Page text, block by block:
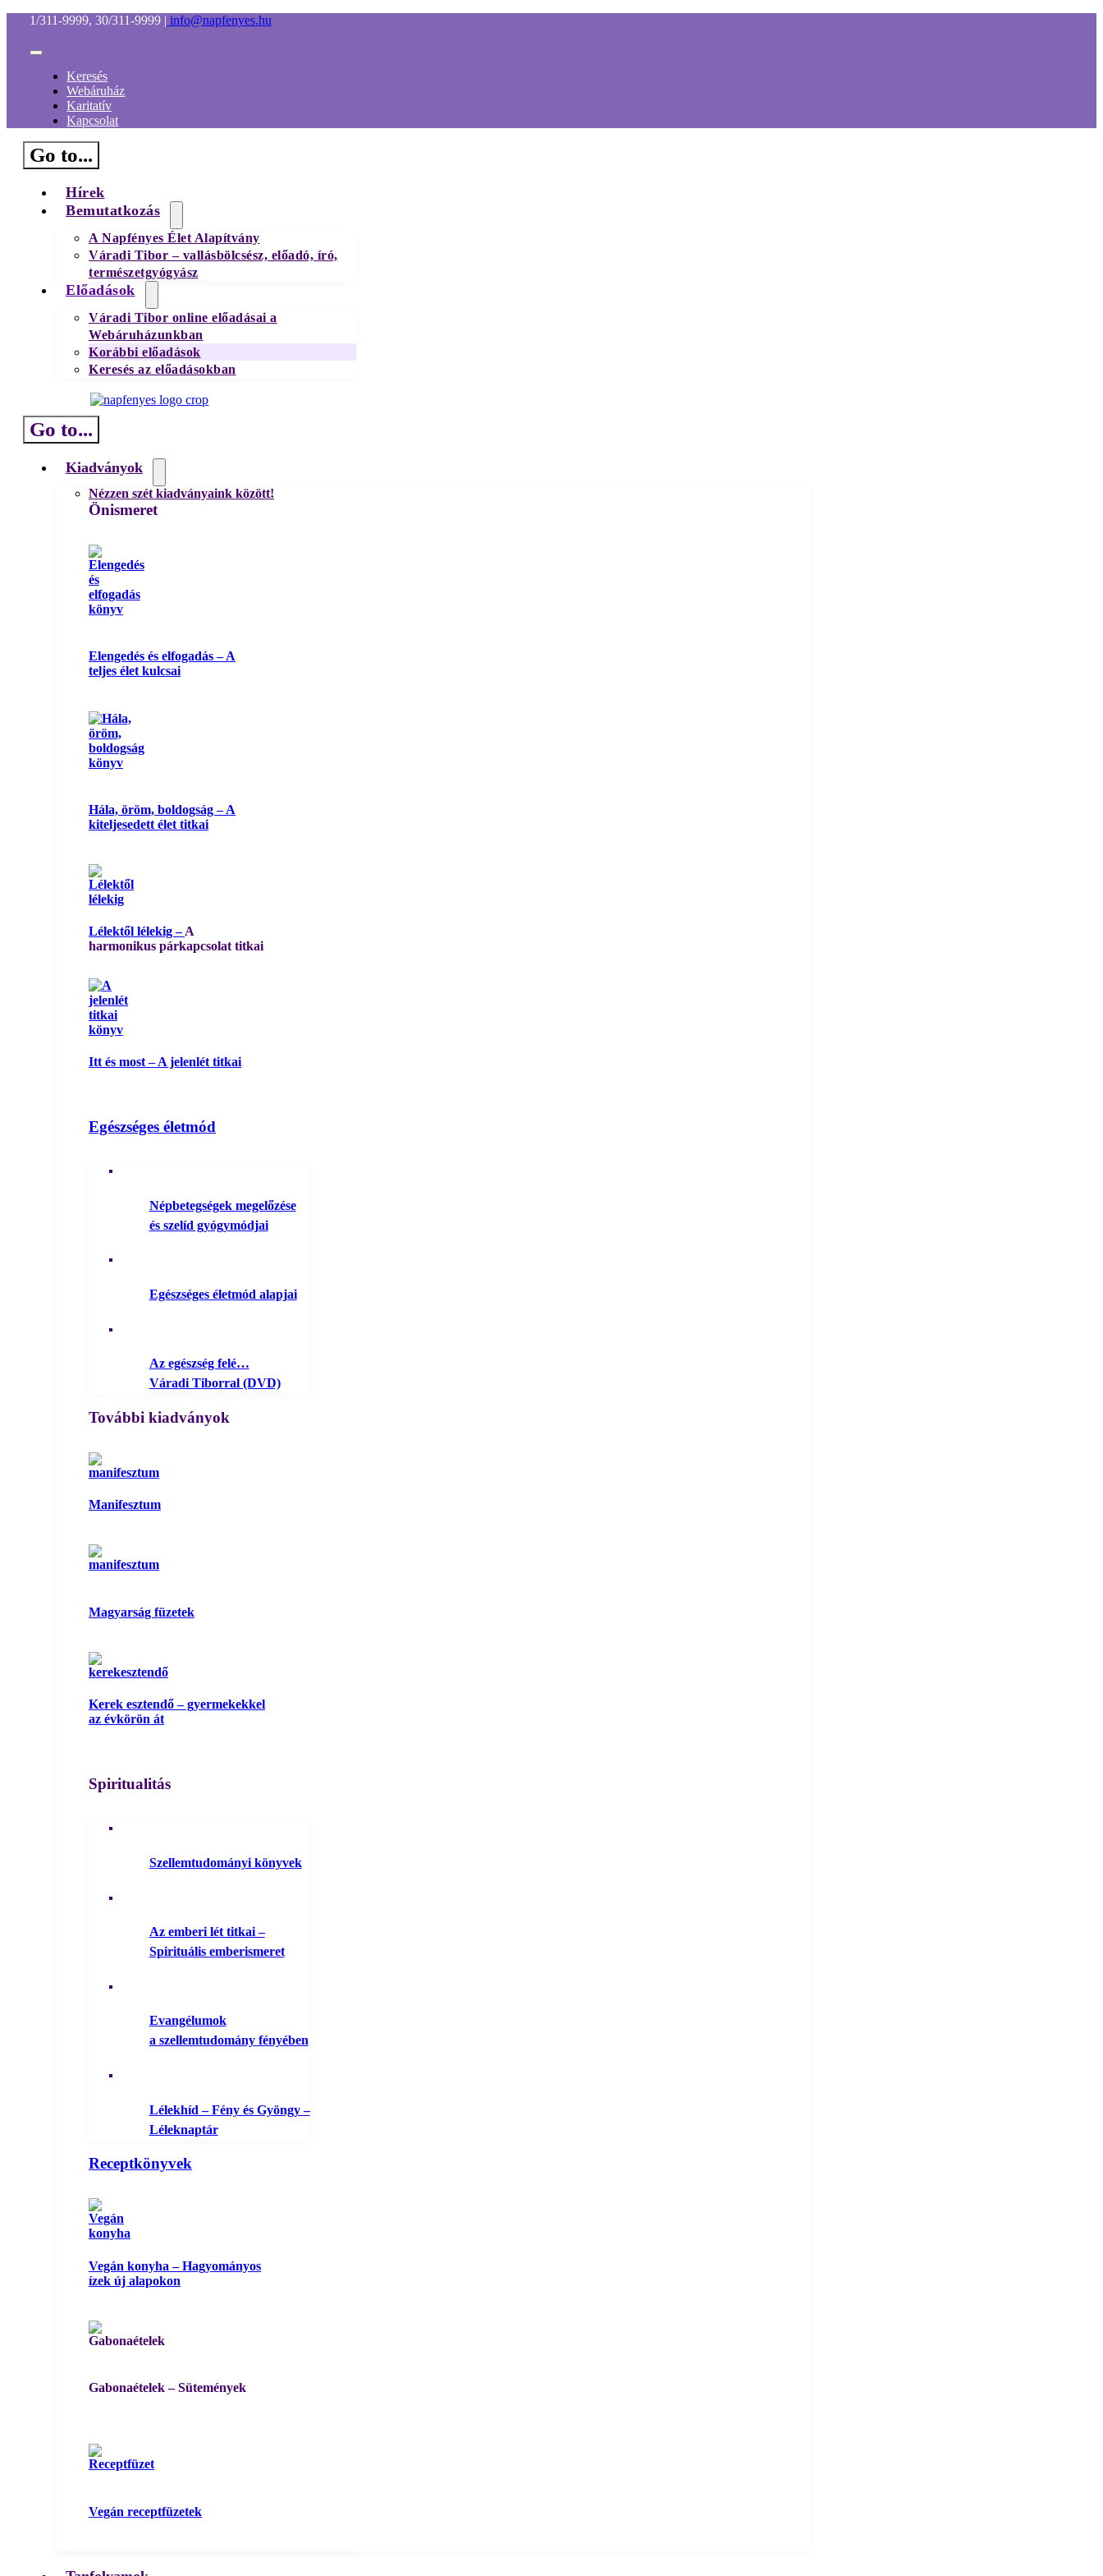
Kihagyás
1/311-9999, 30/311-9999 | info@napfenyes.hu
Toggle
NavigationKeresés
Webáruház
Karitatív
Kapcsolat
Go to...
Hírek
Bemutatkozás
A Napfényes Élet Alapítvány
Váradi Tibor – vallásbölcsész, előadó, író,
természetgyógyász
Előadások
Váradi Tibor online előadásai a
Webáruházunkban
Korábbi előadások
Keresés az előadásokban
Go to...
Kiadványok
Nézzen szét kiadványaink között!
Önismeret
Elengedés és elfogadás – A
teljes élet kulcsai
Hála, öröm, boldogság – A
kiteljesedett élet titkai
Lélektől lélekig –A
harmonikus párkapcsolat titkai
Itt és most – A jelenlét titkai
Egészséges életmód
Népbetegségek megelőzése
és szelíd gyógymódjai
Egészséges életmód alapjai
Az egészség felé…
Váradi Tiborral (DVD)
További kiadványok
Manifesztum
Magyarság füzetek
Kerek esztendő – gyermekekkel
az évkörön át
Spiritualitás
Szellemtudományi könyvek
Az emberi lét titkai –
Spirituális emberismeret
Evangélumok
a szellemtudomány fényében
Lélekhíd – Fény és Gyöngy –
Léleknaptár
Receptkönyvek
Vegán konyha – Hagyományos
ízek új alapokon
Gabonaételek – Sütemények
Vegán receptfüzetek